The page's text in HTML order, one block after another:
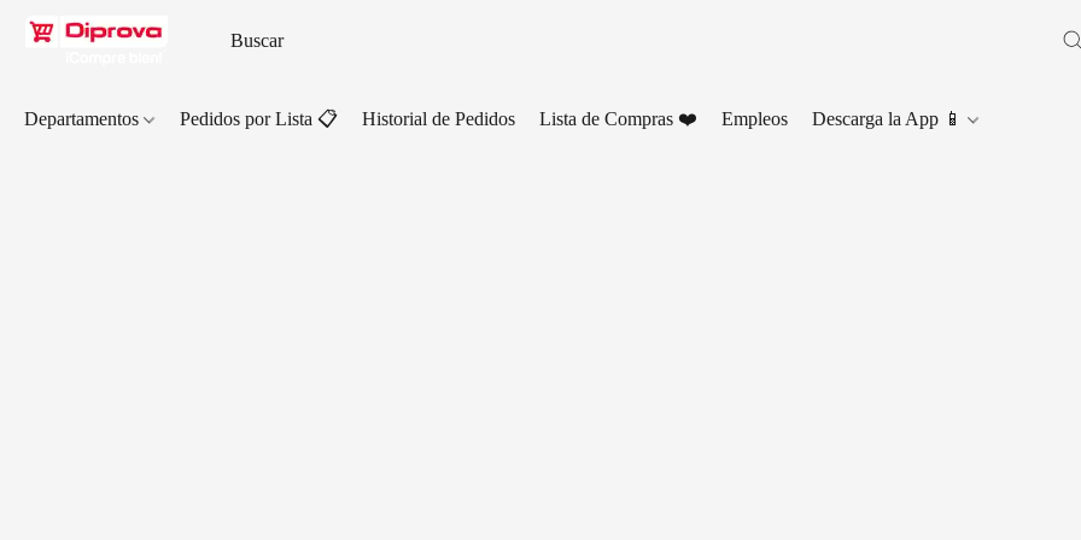
Departamentos Pedidos por Lista 📋 Historial de Pedidos Lista de Compras ❤️ Empleos Descarga la App 📱